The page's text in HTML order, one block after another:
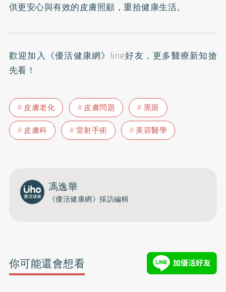
供更安心與有效的皮膚照顧，重拾健康生活。
歡迎加入 《優活健康網》line好友 ，更多醫療新知搶
先看！
皮膚老化 皮膚問題
黑斑
皮膚科
雷射手術 美容醫學
馮逸華
《優活健康網》採訪編輯
你可能還會想看